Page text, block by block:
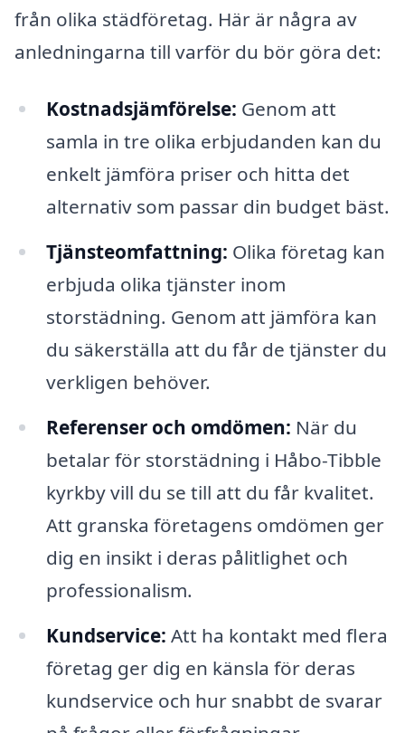
från olika städföretag. Här är några av
anledningarna till varför du bör göra det:
Kostnadsjämförelse: Genom att
samla in tre olika erbjudanden kan du
enkelt jämföra priser och hitta det
alternativ som passar din budget bäst.
Tjänsteomfattning: Olika företag kan
erbjuda olika tjänster inom
storstädning. Genom att jämföra kan
du säkerställa att du får de tjänster du
verkligen behöver.
Referenser och omdömen: När du
betalar för storstädning i Håbo-Tibble
kyrkby vill du se till att du får kvalitet.
Att granska företagens omdömen ger
dig en insikt i deras pålitlighet och
professionalism.
Kundservice: Att ha kontakt med flera
företag ger dig en känsla för deras
kundservice och hur snabbt de svarar